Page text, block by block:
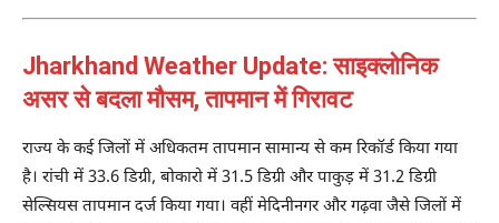
Jharkhand Weather Update: साइक्लोनिक
असर से बदला मौसम, तापमान में गिरावट
राज्य के कई जिलों में अधिकतम तापमान सामान्य से कम रिकॉर्ड किया गया
है। रांची में 33.6 डिग्री, बोकारो में 31.5 डिग्री और पाकुड़ में 31.2 डिग्री
सेल्सियस तापमान दर्ज किया गया। वहीं मेदिनीनगर और गढ़वा जैसे जिलों में